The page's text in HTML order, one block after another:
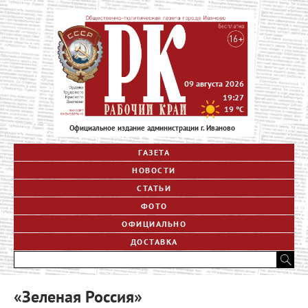
Официальное издание администрации г. Иваново
09 августа 2026
19:27
19 °C
ГАЗЕТА
НОВОСТИ
СТАТЬИ
ФОТО
ОФИЦИАЛЬНО
ДОСТАВКА
«Зеленая Россия»